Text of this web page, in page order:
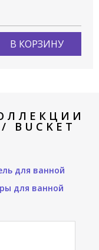
В КОРЗИНУ
BUCKET
для ванной
для ванной